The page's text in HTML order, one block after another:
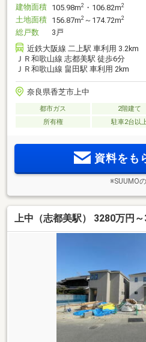
建物面積 105.98m2 ・106.82m2
土地面積 156.87m2 ～174.72m2
総戸数
3戸
近鉄大阪線 二上駅 車利用 3.2km
ＪＲ和歌山線 志都美駅 徒歩6分
ＪＲ和歌山線 畠田駅 車利用 2km
奈良県香芝市上中
都市ガス 2階建て
所有権
駐車2台以
資料をも
※SUUMO
上中（志都美駅） 3280万円～